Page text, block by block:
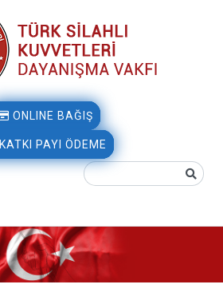
ONLINE BAĞIŞ
KATKI PAYI ÖDEME